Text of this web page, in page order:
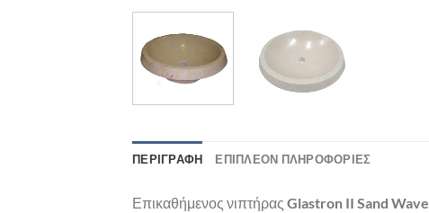
ΠΕΡΙΓΡΑΦΉ ΕΠΙΠΛΈΟΝ ΠΛΗΡΟΦΟΡΊΕΣ
Επικαθήμενος νιπτήρας Glastron II Sand Wave